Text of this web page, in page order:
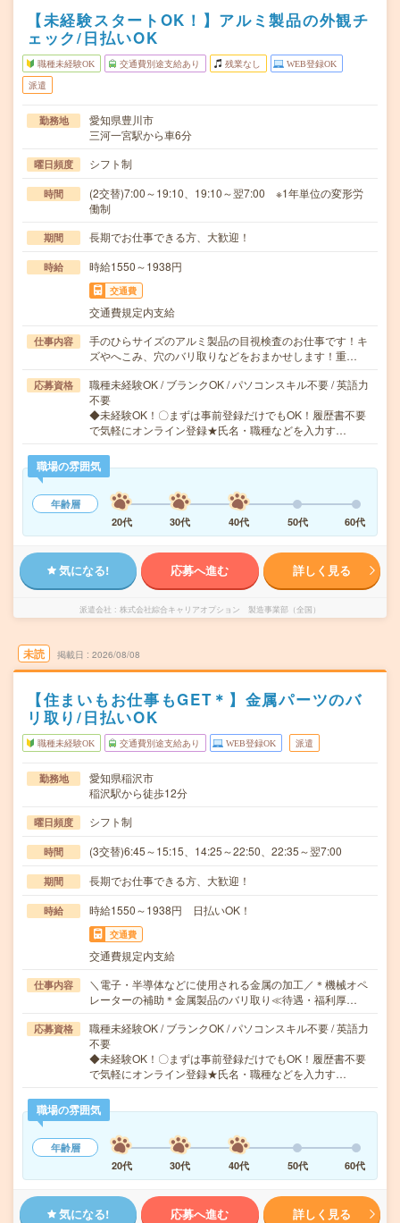
【未経験スタートOK！】アルミ製品の外観チ
ェック/日払いOK
職種未経験OK 交通費別途支給あり 残業なし WEB登録OK
派遣
勤務地
愛知県豊川市
三河一宮駅から車6分
曜日頻度 シフト制
時間
(2交替)7:00～19:10、19:10～翌7:00 ※1年単位の変形労
働制
期間 長期でお仕事できる方、大歓迎！
時給 時給1550～1938円
交通費
交通費規定内支給
仕事内容
手のひらサイズのアルミ製品の目視検査のお仕事です！キ
ズやへこみ、穴のバリ取りなどをおまかせします！重…
応募資格
職種未経験OK / ブランクOK / パソコンスキル不要 / 英語力
不要
◆未経験OK！〇まずは事前登録だけでもOK！履歴書不要
で気軽にオンライン登録★氏名・職種などを入力す…
職場の雰囲気
年齢層
20代
30代 40代 50代 60代
気になる! 応募へ進む 詳しく見る
派遣会社 株式会社綜合キャリアオプション 製造事業部（全国）
未読 掲載日 2026/08/08
【住まいもお仕事もGET＊】金属パーツのバ
リ取り/日払いOK
職種未経験OK 交通費別途支給あり WEB登録OK 派遣
勤務地
愛知県稲沢市
稲沢駅から徒歩12分
曜日頻度 シフト制
時間 (3交替)6:45～15:15、14:25～22:50、22:35～翌7:00
期間 長期でお仕事できる方、大歓迎！
時給 時給1550～1938円 日払いOK！
交通費
交通費規定内支給
仕事内容
＼電子・半導体などに使用される金属の加工／＊機械オペ
レーターの補助＊金属製品のバリ取り≪待遇・福利厚…
応募資格
職種未経験OK / ブランクOK / パソコンスキル不要 / 英語力
不要
◆未経験OK！〇まずは事前登録だけでもOK！履歴書不要
で気軽にオンライン登録★氏名・職種などを入力す…
職場の雰囲気
年齢層
20代
30代 40代 50代 60代
気になる! 応募へ進む 詳しく見る